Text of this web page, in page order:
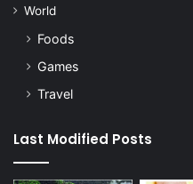
World
Foods
Games
Travel
Last Modified Posts